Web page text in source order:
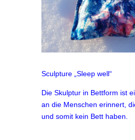
Sculpture „Sleep well“
Die Skulptur in Bettform ist
an die Menschen erinnert,
und somit kein Bett haben.